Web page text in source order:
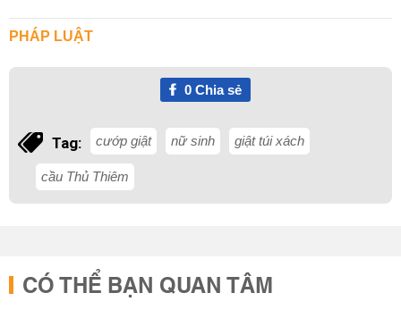
PHÁP LUẬT
0Chia sẻ
Tag: cướp giật nữ sinh giật túi xách
cầu Thủ Thiêm
CÓ THỂ BẠN QUAN TÂM